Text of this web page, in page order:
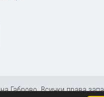
Габрово. Всички права